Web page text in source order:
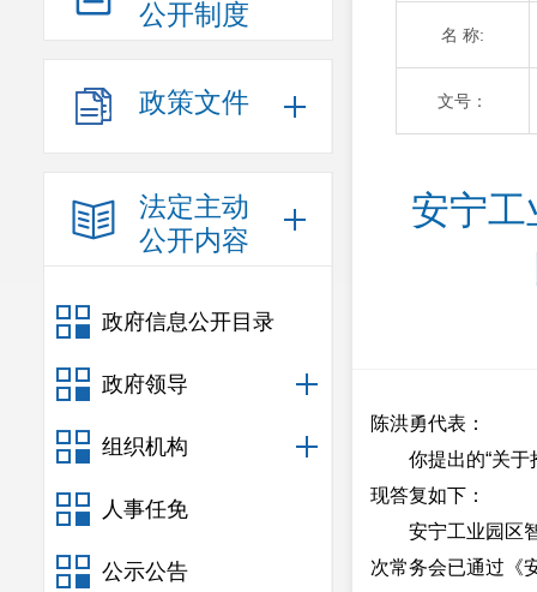
公开制度
政策文件
法定主动
公开内容
政府信息公开目录
政府领导
组织机构
人事任免
公示公告
名 称:
文号：
安宁
陈洪勇代表：
你提出的“关
现答复如下：
安宁工业园区
次常务会已通过《